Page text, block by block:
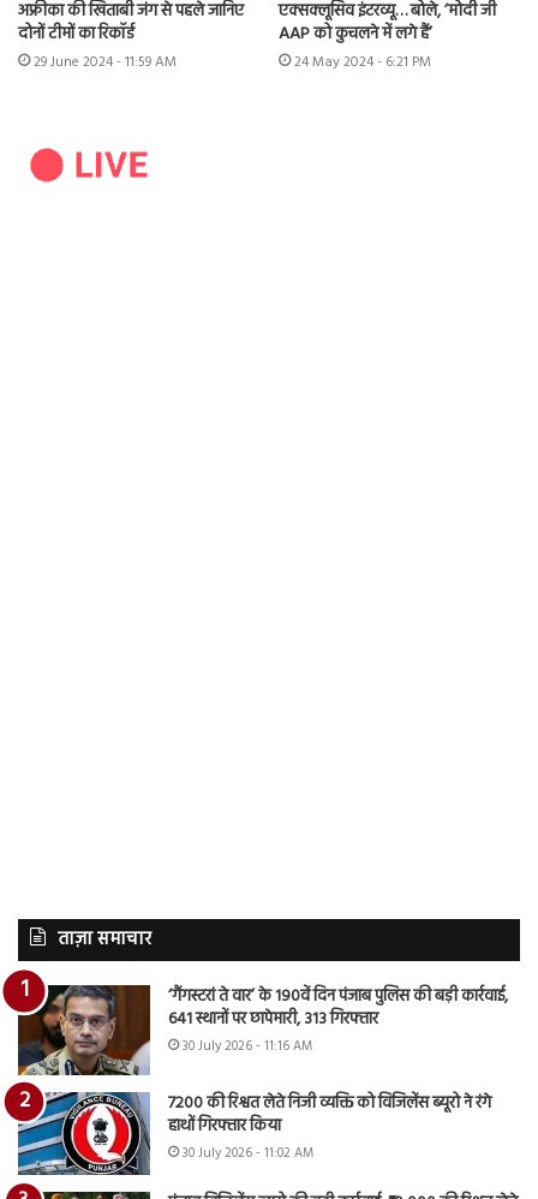
अफ्रीका की खिताबी जंग से पहले जानिए
दोनों टीमों का रिकॉर्ड
29 June 2024 - 11:59 AM
एक्सक्लूसिव इंटरव्यू… बोले, ‘मोदी जी
AAP को कुचलने में लगे हैं’
24 May 2024 - 6:21 PM
ताज़ा समाचार
‘गैंगस्टरां ते वार’ के 190वें दिन पंजाब पुलिस की बड़ी कार्रवाई,
641 स्थानों पर छापेमारी, 313 गिरफ्तार
30 July 2026 - 11:16 AM
7200 की रिश्वत लेते निजी व्यक्ति को विजिलेंस ब्यूरो ने रंगे
हाथों गिरफ्तार किया
30 July 2026 - 11:02 AM